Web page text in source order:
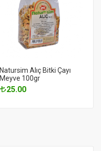
Natursim Alıç Bitki Çayı
Meyve 100gr
25.00